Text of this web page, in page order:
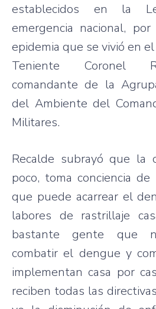
establecidos en la
emergencia nacional,
epidemia que se vivió en
Teniente Coronel
comandante de la
del Ambiente del
Militares.
Recalde subrayó que la
poco, toma conciencia de
que puede acarrear el
labores de rastrillaje
bastante gente que
combatir el dengue y
implementan casa por
reciben todas las